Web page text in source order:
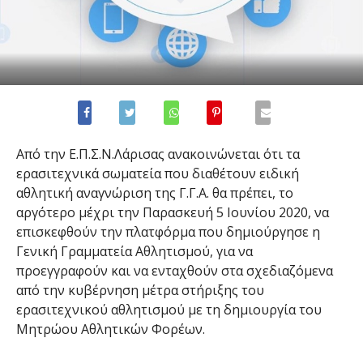
Από την Ε.Π.Σ.Ν.Λάρισας ανακοινώνεται ότι τα
ερασιτεχνικά σωματεία που διαθέτουν ειδική
αθλητική αναγνώριση της Γ.Γ.Α. θα πρέπει, το
αργότερο μέχρι την Παρασκευή 5 Ιουνίου 2020, να
επισκεφθούν την πλατφόρμα που δημιούργησε η
Γενική Γραμματεία Αθλητισμού, για να
προεγγραφούν και να ενταχθούν στα σχεδιαζόμενα
από την κυβέρνηση μέτρα στήριξης του
ερασιτεχνικού αθλητισμού με τη δημιουργία του
Μητρώου Αθλητικών Φορέων.